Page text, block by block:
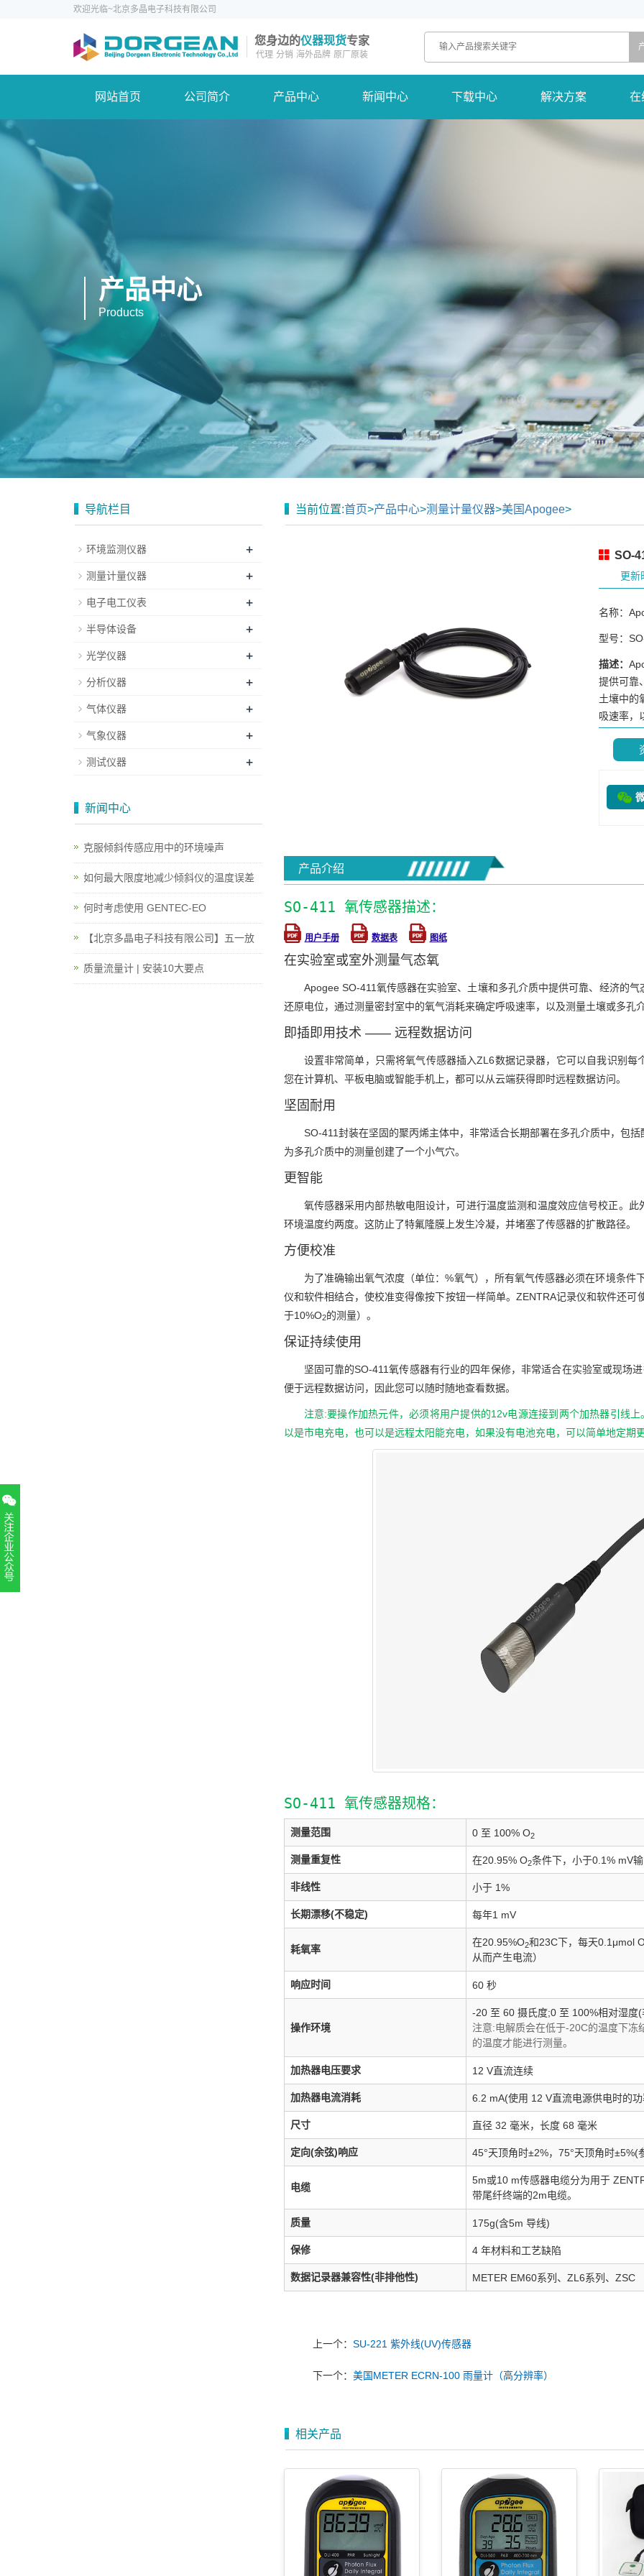
欢迎光临~北京多晶电子科技有限公司
您身边的仪器现货专家
代理 分销 海外品牌 原厂原装
网站首页 公司简介 产品中心 新闻中心 下载中心 解决方案 在
产品中心
Products
当前位置:首页>产品中心>测量计量仪器>美国Apogee>
SO-
更新
名称：
型号：
描述：
提供可靠
土壤中的
吸速率，
产品介绍
SO-411 氧传感器描述：
用户手册 数据表 图纸
在实验室或室外测量气态氧
Apogee SO-411氧传感器在实验室、土壤和多孔介质中提供可靠、经济的
还原电位，通过测量密封室中的氧气消耗来确定呼吸速率，以及测量土壤或多孔
即插即用技术 —— 远程数据访问
设置非常简单，只需将氧气传感器插入ZL6数据记录器，它可以自我识别
您在计算机、平板电脑或智能手机上，都可以从云端获得即时远程数据访问。
坚固耐用
SO-411封装在坚固的聚丙烯主体中，非常适合长期部署在多孔介质中，包
为多孔介质中的测量创建了一个小气穴。
更智能
氧传感器采用内部热敏电阻设计，可进行温度监测和温度效应信号校正。
环境温度约两度。这防止了特氟隆膜上发生冷凝，并堵塞了传感器的扩散路径。
方便校准
为了准确输出氧气浓度（单位：%氧气），所有氧气传感器必须在环境条
仪和软件相结合，使校准变得像按下按钮一样简单。ZENTRA记录仪和软件还
于10%O2的测量）。
保证持续使用
坚固可靠的SO-411氧传感器有行业的四年保修，非常适合在实验室或现场
便于远程数据访问，因此您可以随时随地查看数据。
注意:要操作加热元件，必须将用户提供的12v电源连接到两个加热器引线
以是市电充电，也可以是远程太阳能充电，如果没有电池充电，可以简单地定期
SO-411 氧传感器规格：
测量范围 0 至 100% O2
测量重复性 在20.95% O2条件下，小于0.1% mV
非线性 小于 1%
长期漂移(不稳定) 每年1 mV
耗氧率
在20.95%O2和23C下，每天0.1μmol
从而产生电流）
响应时间 60 秒
操作环境
-20 至 60 摄氏度;0 至 100%相对湿度
注意:电解质会在低于-20C的温度下
的温度才能进行测量。
加热器电压要求 12 V直流连续
加热器电流消耗 6.2 mA(使用 12 V直流电源供电时的
尺寸 直径 32 毫米，长度 68 毫米
定向(余弦)响应 45°天顶角时±2%，75°天顶角时±5%(
电缆
5m或10 m传感器电缆分为用于
带尾纤终端的2m电缆。
质量 175g(含5m 导线)
保修 4 年材料和工艺缺陷
数据记录器兼容性(非排他性) METER EM60系列、ZL6系列、ZSC
上一个： SU-221 紫外线(UV)传感器
下一个： 美国METER ECRN-100 雨量计（高分辨率）
相关产品
导航栏目
环境监测仪器 +
测量计量仪器 +
电子电工仪表 +
半导体设备 +
光学仪器 +
分析仪器 +
气体仪器 +
气象仪器 +
测试仪器 +
新闻中心
克服倾斜传感应用中的环境噪声
如何最大限度地减少倾斜仪的温度误差
何时考虑使用 GENTEC-EO
【北京多晶电子科技有限公司】五一放
质量流量计 | 安装10大要点
扫一扫，关注官方账号